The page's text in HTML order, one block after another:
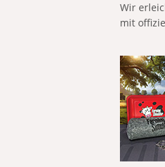
Wir
mit